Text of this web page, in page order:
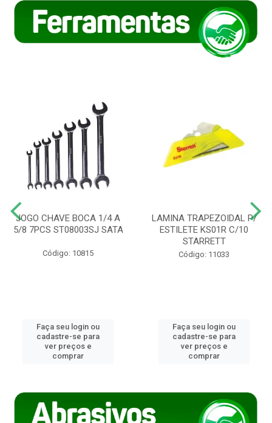
JOGO CHAVE BOCA 1/4 A
5/8 7PCS ST08003SJ SATA
Código: 10815
Faça seu login ou
cadastre-se para
ver preços e
comprar
LAMINA TRAPEZOIDAL P/
ESTILETE KS01R C/10
STARRETT
Código: 11033
Faça seu login ou
cadastre-se para
ver preços e
comprar